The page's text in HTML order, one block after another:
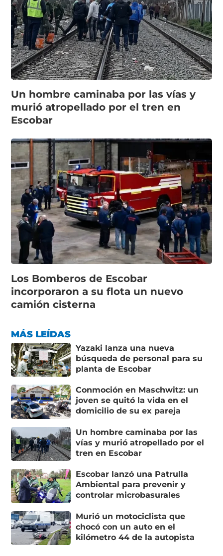
Un hombre caminaba por las vías y
murió atropellado por el tren en
Escobar
Los Bomberos de Escobar
incorporaron a su flota un nuevo
camión cisterna
MÁS LEÍDAS
Yazaki lanza una nueva
búsqueda de personal para su
planta de Escobar
Conmoción en Maschwitz: un
joven se quitó la vida en el
domicilio de su ex pareja
Un hombre caminaba por las
vías y murió atropellado por el
tren en Escobar
Escobar lanzó una Patrulla
Ambiental para prevenir y
controlar microbasurales
Murió un motociclista que
chocó con un auto en el
kilómetro 44 de la autopista